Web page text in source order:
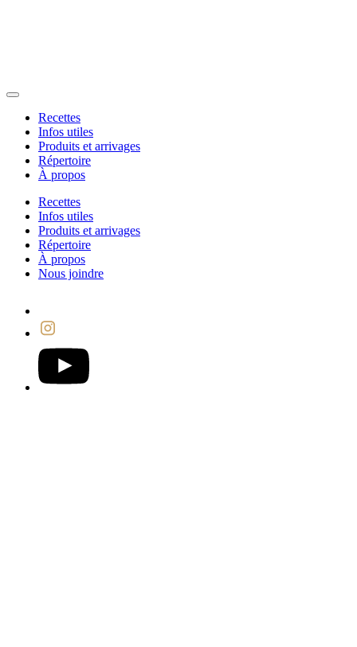
Recettes
Infos utiles
Produits et arrivages
Répertoire
À propos
Recettes
Infos utiles
Produits et arrivages
Répertoire
À propos
Nous joindre